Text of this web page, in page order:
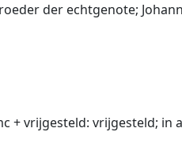
der echtgenote;
vrijgesteld: vrijgesteld;